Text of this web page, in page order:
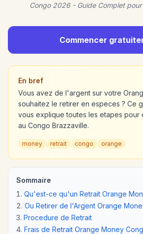
Congo 2026 - Guide Complet
Commencer
En bref
Vous avez de l'argent sur votre
souhaitez le retirer en especes ? Ce
vous explique toutes les etapes pour
au Congo Brazzaville.
money retrait congo orange
Sommaire
Qu'est-ce qu'un Retrait Orange
Ou Retirer de l'Argent Orange
Procedure de Retrait
Frais de Retrait Orange Money